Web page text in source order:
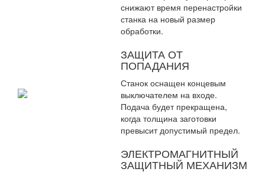
снижают время перенастройки
станка на новый размер
обработки.
ЗАЩИТА ОТ
ПОПАДАНИЯ
Станок оснащен концевым
выключателем на входе.
Подача будет прекращена,
когда толщина заготовки
превысит допустимый предел.
ЭЛЕКТРОМАГНИТНЫЙ
ЗАЩИТНЫЙ МЕХАНИЗМ